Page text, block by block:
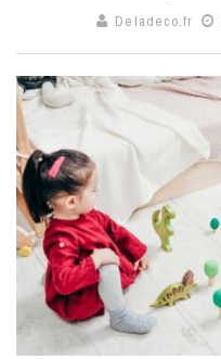
Deladeco.fr